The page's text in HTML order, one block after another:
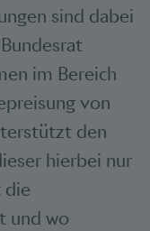
sind dabei
im Bereich
von
den
hierbei nur
die
und wo